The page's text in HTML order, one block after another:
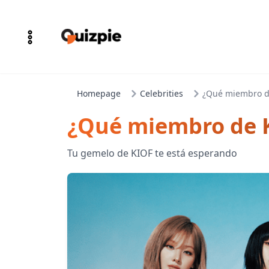
Homepage Celebrities ¿Qué miembro
¿Qué miembro de
Tu gemelo de KIOF te está esperando